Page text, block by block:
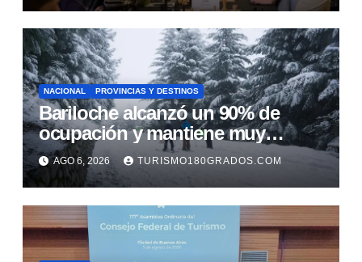
NACIONAL PROVINCIAS Y DESTINOS
Bariloche alcanzó un 90% de
ocupación y mantiene muy
buenas expectativas para agosto
AGO 6, 2026 TURISMO180GRADOS.COM